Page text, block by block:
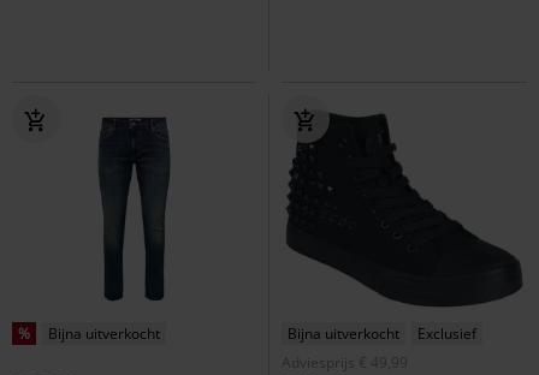
% Bijna uitverkocht Bijna uitverkocht
Exclusief
Adviesprijs
€ 49,99